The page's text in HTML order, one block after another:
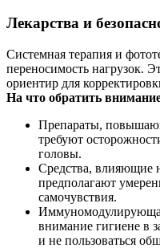
Лекарства и
Системная терапия и
переносимость нагрузок.
ориентир для
На что обратить
Препараты,
требуют
головы.
Средства, влияющие
предполагают
самочувствия.
внимание гигиене в
и не пользоваться